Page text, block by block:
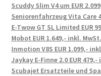
Scuddy Slim V4 um EUR
Seniorenfahrzeug Vita Care
E-Twow GT SL Limited EUR
Mobot EUR 1.649,- inkl. MwSt.
Inmotion V8S EUR 1.099,-
Jaykay E-Finne 2.0 EUR
Scubajet Ersatzteile und